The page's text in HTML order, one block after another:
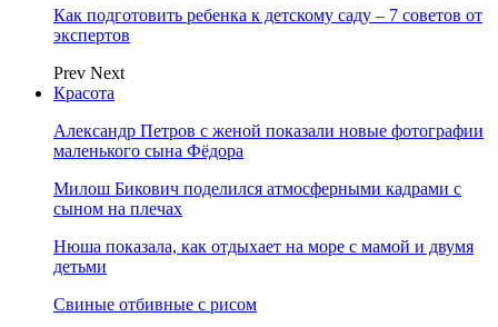
Как подготовить ребенка к детскому саду – 7 советов от
экспертов
Prev Next
Красота
Александр Петров с женой показали новые фотографии
маленького сына Фёдора
Милош Бикович поделился атмосферными кадрами с
сыном на плечах
Нюша показала, как отдыхает на море с мамой и двумя
детьми
Свиные отбивные с рисом